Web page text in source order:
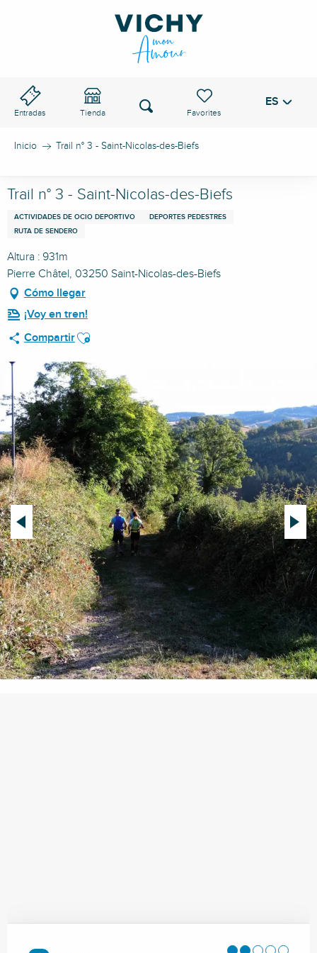
Entradas Tienda
Voir les favoris
Buscar ES
Inicio Trail n° 3 - Saint-Nicolas-des-Biefs
Trail n° 3 - Saint-Nicolas-des-Biefs
ACTIVIDADES DE OCIO DEPORTIVO
DEPORTES PEDESTRES
RUTA DE SENDERO
Altura : 931m
Pierre Châtel, 03250 Saint-Nicolas-des-Biefs
Cómo llegar
¡Voy en tren!
CompartirAjouter aux favoris